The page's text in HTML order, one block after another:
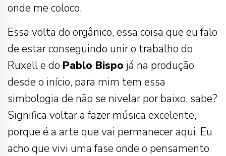
onde me coloco.
Essa volta do orgânico, essa coisa que eu falo
de estar conseguindo unir o trabalho do
Ruxell e do Pablo Bispo já na produção
desde o início, para mim tem essa
simbologia de não se nivelar por baixo, sabe?
Significa voltar a fazer música excelente,
porque é a arte que vai permanecer aqui. Eu
acho que vivi uma fase onde o pensamento